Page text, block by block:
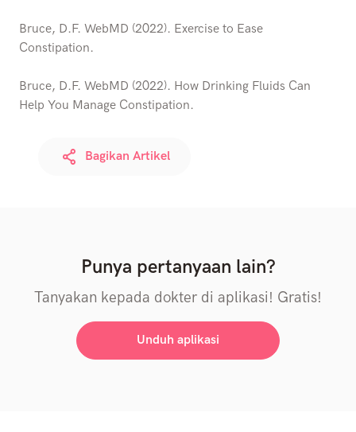
Bruce, D.F. WebMD (2022). Exercise to Ease
Constipation.
Bruce, D.F. WebMD (2022). How Drinking Fluids Can
Help You Manage Constipation.
Bagikan Artikel
Punya pertanyaan lain?
Tanyakan kepada dokter di aplikasi! Gratis!
Unduh aplikasi